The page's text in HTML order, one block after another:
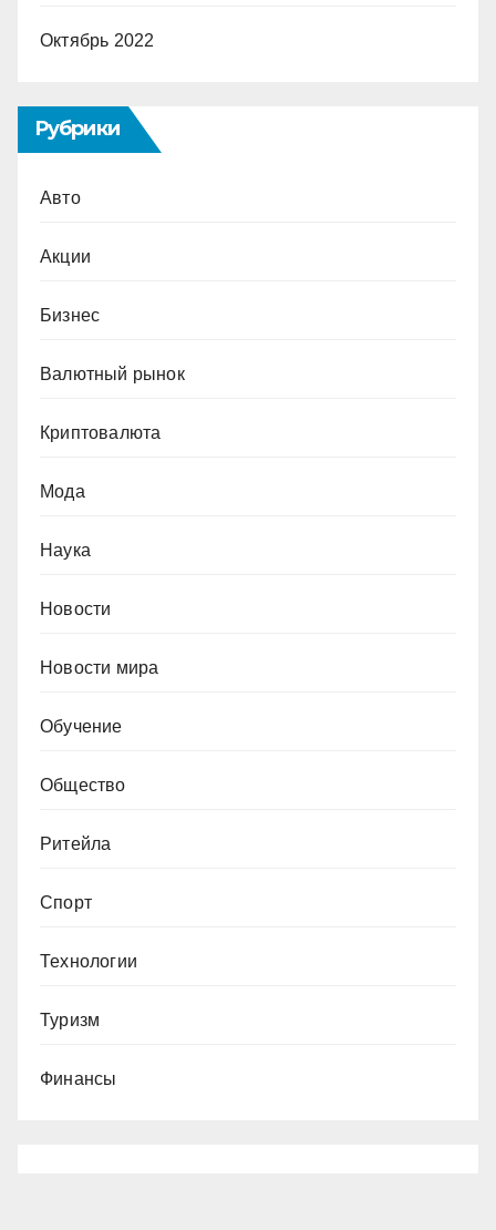
Октябрь 2022
Рубрики
Авто
Акции
Бизнес
Валютный рынок
Криптовалюта
Мода
Наука
Новости
Новости мира
Обучение
Общество
Ритейла
Спорт
Технологии
Туризм
Финансы